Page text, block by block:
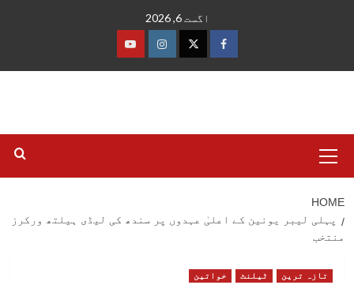
اگست 6, 2026
فیس
ٹوئٹرانسٹاگرام
یوٹیوب
Menu
HOME
پہلی لیبر یونین کے اعلیٰ عہدوں پر سندھ کی لیڈی ہیلتھ ورکرز
منتخب
تازہ ترین ٹیلنٹ خواتین